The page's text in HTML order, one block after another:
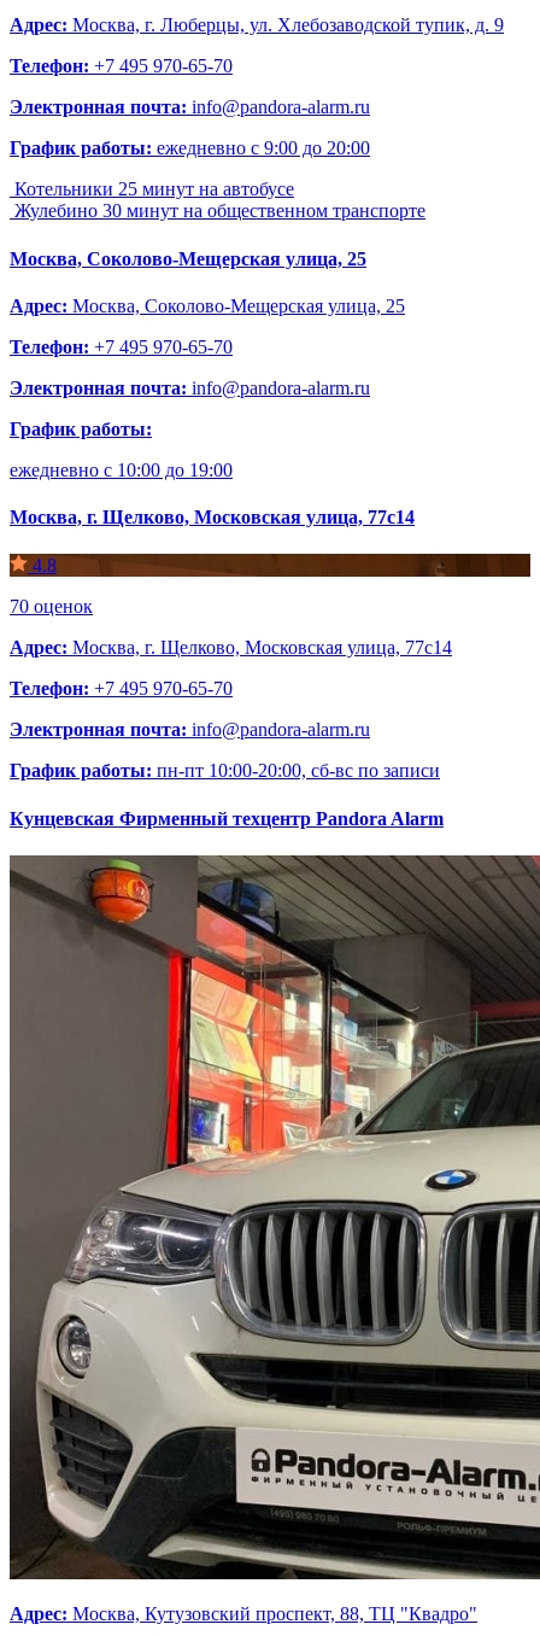
Адрес: Москва, г. Люберцы, ул. Хлебозаводской тупик, д. 9
Телефон: +7 495 970-65-70
Электронная почта: info@pandora-alarm.ru
График работы: ежедневно с 9:00 до 20:00
Котельники 25 минут на автобусе
Жулебино 30 минут на общественном транспорте
Москва, Соколово-Мещерская улица, 25
Адрес: Москва, Соколово-Мещерская улица, 25
Телефон: +7 495 970-65-70
Электронная почта: info@pandora-alarm.ru
График работы:
ежедневно c 10:00 до 19:00
Москва, г. Щелково, Московская улица, 77с14
4.8
70 оценок
Адрес: Москва, г. Щелково, Московская улица, 77с14
Телефон: +7 495 970-65-70
Электронная почта: info@pandora-alarm.ru
График работы: пн-пт 10:00-20:00, сб-вс по записи
Кунцевская Фирменный техцентр Pandora Alarm
Адрес: Москва, Кутузовский проспект, 88, ТЦ "Квадро"